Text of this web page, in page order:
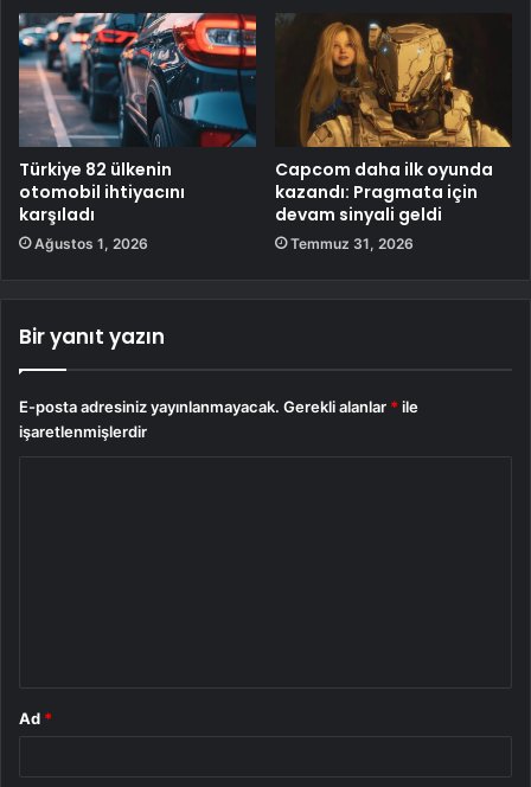
Türkiye 82 ülkenin
otomobil ihtiyacını
karşıladı
Ağustos 1, 2026
Capcom daha ilk oyunda
kazandı: Pragmata için
devam sinyali geldi
Temmuz 31, 2026
Bir yanıt yazın
E-posta adresiniz yayınlanmayacak. Gerekli alanlar * ile
işaretlenmişlerdir
Ad *